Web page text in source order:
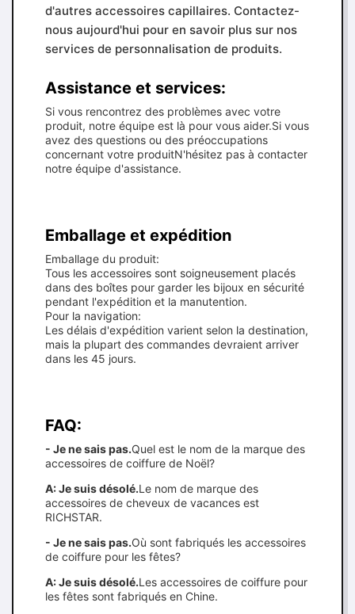
d'autres accessoires capillaires. Contactez-
nous aujourd'hui pour en savoir plus sur nos
services de personnalisation de produits.
Assistance et services:
Si vous rencontrez des problèmes avec votre
produit, notre équipe est là pour vous aider.Si vous
avez des questions ou des préoccupations
concernant votre produitN'hésitez pas à contacter
notre équipe d'assistance.
Emballage et expédition
Emballage du produit:
Tous les accessoires sont soigneusement placés
dans des boîtes pour garder les bijoux en sécurité
pendant l'expédition et la manutention.
Pour la navigation:
Les délais d'expédition varient selon la destination,
mais la plupart des commandes devraient arriver
dans les 45 jours.
FAQ:
- Je ne sais pas.Quel est le nom de la marque des
accessoires de coiffure de Noël?
A: Je suis désolé.Le nom de marque des
accessoires de cheveux de vacances est
RICHSTAR.
- Je ne sais pas.Où sont fabriqués les accessoires
de coiffure pour les fêtes?
A: Je suis désolé.Les accessoires de coiffure pour
les fêtes sont fabriqués en Chine.